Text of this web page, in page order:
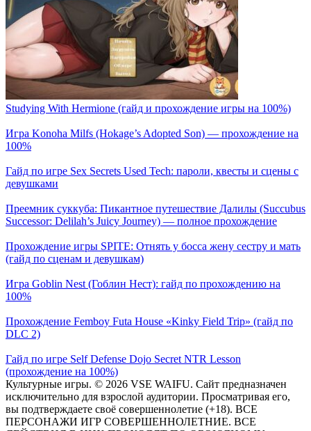
Studying With Hermione (гайд и прохождение игры на 100%)
Игра Konoha Milfs (Hokage’s Adopted Son) — прохождение на
100%
Гайд по игре Sex Secrets Used Tech: пароли, квесты и сцены с
девушками
Преемник суккуба: Пикантное путешествие Далилы (Succubus
Successor: Delilah’s Juicy Journey) — полное прохождение
Прохождение игры SPITE: Отнять у босса жену сестру и мать
(гайд по сценам и девушкам)
Игра Goblin Nest (Гоблин Нест): гайд по прохождению на
100%
Прохождение Femboy Futa House «Kinky Field Trip» (гайд по
DLC 2)
Гайд по игре Self Defense Dojo Secret NTR Lesson
(прохождение на 100%)
Культурные игры. © 2026 VSE WAIFU. Сайт предназначен
исключительно для взрослой аудитории. Просматривая его,
вы подтверждаете своё совершеннолетие (+18). ВСЕ
ПЕРСОНАЖИ ИГР СОВЕРШЕННОЛЕТНИЕ. ВСЕ